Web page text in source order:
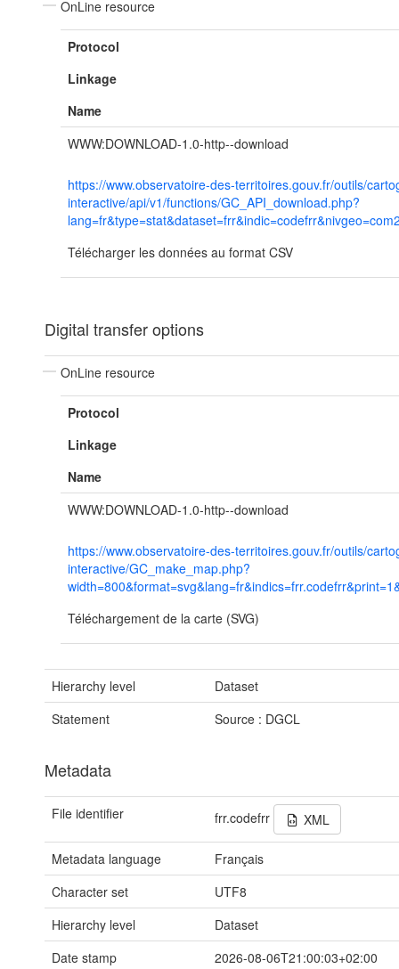
OnLine resource
Protocol
Linkage
Name
WWW:DOWNLOAD-1.0-http--download
https://www.observatoire-des-territoires.gouv.fr/outils/
interactive/api/v1/functions/GC_API_download.php?
Télécharger les données au format CSV
Digital transfer options
OnLine resource
Protocol
Linkage
Name
WWW:DOWNLOAD-1.0-http--download
https://www.observatoire-des-territoires.gouv.fr/outils/
interactive/GC_make_map.php?
Téléchargement de la carte (SVG)
Hierarchy level
Dataset
Statement
Source : DGCL
Metadata
File identifier frr.codefrr XML
Metadata language
Français
Character set
UTF8
Hierarchy level
Dataset
Date stamp
2026-08-06T21:00:03+02:00